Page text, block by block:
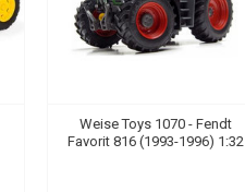
Weise Toys 1070 - Fendt
Favorit 816 (1993-1996) 1:32